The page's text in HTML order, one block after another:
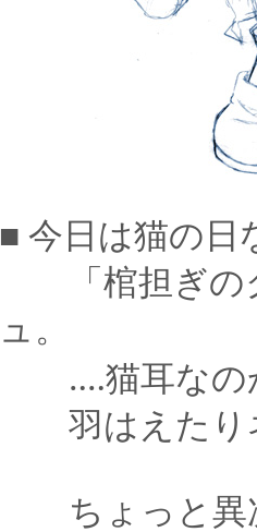
■ 今日は猫の日
「棺担ぎの
ュ。
‥‥猫耳なの
羽はえたり
ちょっと異